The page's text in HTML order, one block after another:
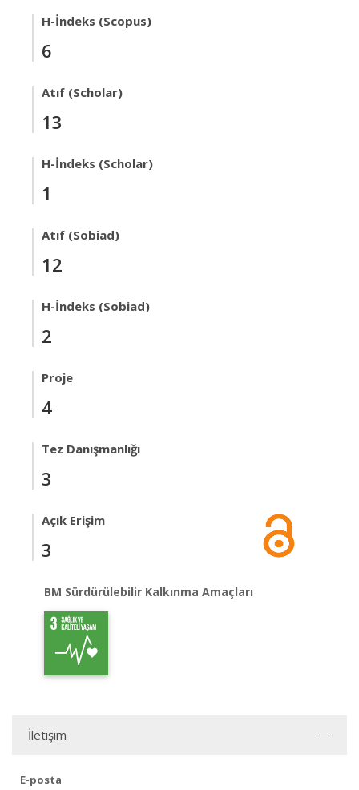
H-İndeks (Scopus)
6
Atıf (Scholar)
13
H-İndeks (Scholar)
1
Atıf (Sobiad)
12
H-İndeks (Sobiad)
2
Proje
4
Tez Danışmanlığı
3
Açık Erişim
3
BM Sürdürülebilir Kalkınma Amaçları
İletişim
E-posta